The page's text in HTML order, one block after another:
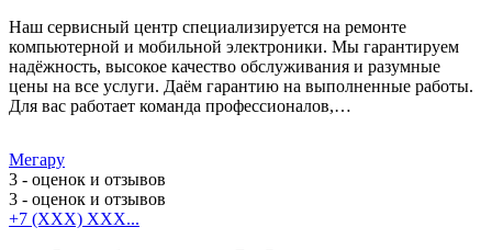
Наш сервисный центр специализируется на ремонте
компьютерной и мобильной электроники. Мы гарантируем
надёжность, высокое качество обслуживания и разумные
цены на все услуги. Даём гарантию на выполненные работы.
Для вас работает команда профессионалов,…
Мегару
3 - оценок и отзывов
3 - оценок и отзывов
+7 (XXX) XXX...